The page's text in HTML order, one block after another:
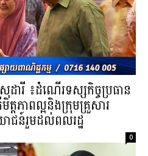
ារី ៖ដំណើរទស្សកិច្ចប្រធាន
ត្តភាពល្អនិងក្រុមគ្រួសារ
ជន៍រួមដល់ពលរដ្ឋ
0